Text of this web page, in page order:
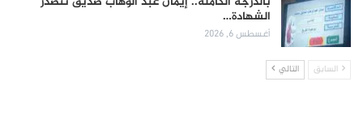
الشهادة…
أغسطس 6, 2026
السابق التالي